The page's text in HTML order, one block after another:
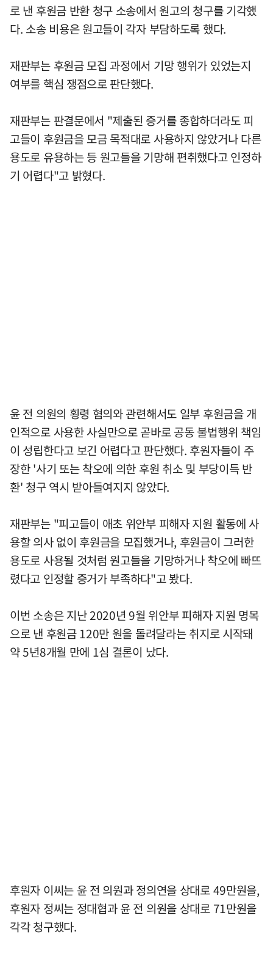
로 낸 후원금 반환 청구 소송에서 원고의 청구를 기각했
다. 소송 비용은 원고들이 각자 부담하도록 했다.
재판부는 후원금 모집 과정에서 기망 행위가 있었는지
여부를 핵심 쟁점으로 판단했다.
재판부는 판결문에서 "제출된 증거를 종합하더라도 피
고들이 후원금을 모금 목적대로 사용하지 않았거나 다른
용도로 유용하는 등 원고들을 기망해 편취했다고 인정하
기 어렵다"고 밝혔다.
윤 전 의원의 횡령 혐의와 관련해서도 일부 후원금을 개
인적으로 사용한 사실만으로 곧바로 공동 불법행위 책임
이 성립한다고 보긴 어렵다고 판단했다. 후원자들이 주
장한 '사기 또는 착오에 의한 후원 취소 및 부당이득 반
환' 청구 역시 받아들여지지 않았다.
재판부는 "피고들이 애초 위안부 피해자 지원 활동에 사
용할 의사 없이 후원금을 모집했거나, 후원금이 그러한
용도로 사용될 것처럼 원고들을 기망하거나 착오에 빠뜨
렸다고 인정할 증거가 부족하다"고 봤다.
이번 소송은 지난 2020년 9월 위안부 피해자 지원 명목
으로 낸 후원금 120만 원을 돌려달라는 취지로 시작돼
약 5년8개월 만에 1심 결론이 났다.
후원자 이씨는 윤 전 의원과 정의연을 상대로 49만원을,
후원자 정씨는 정대협과 윤 전 의원을 상대로 71만원을
각각 청구했다.